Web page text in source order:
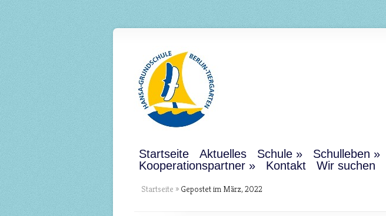
Startseite Aktuelles Schule Schulleben
Kooperationspartner
Kontakt Wir suchen
Startseite » Gepostet im März, 2022